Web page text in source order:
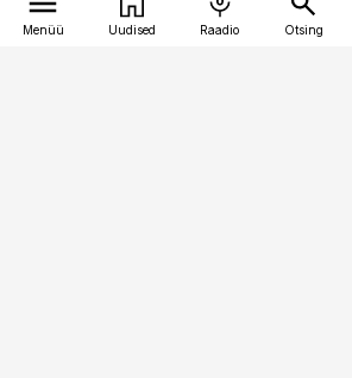
Menüü Uudised Raadio Otsing